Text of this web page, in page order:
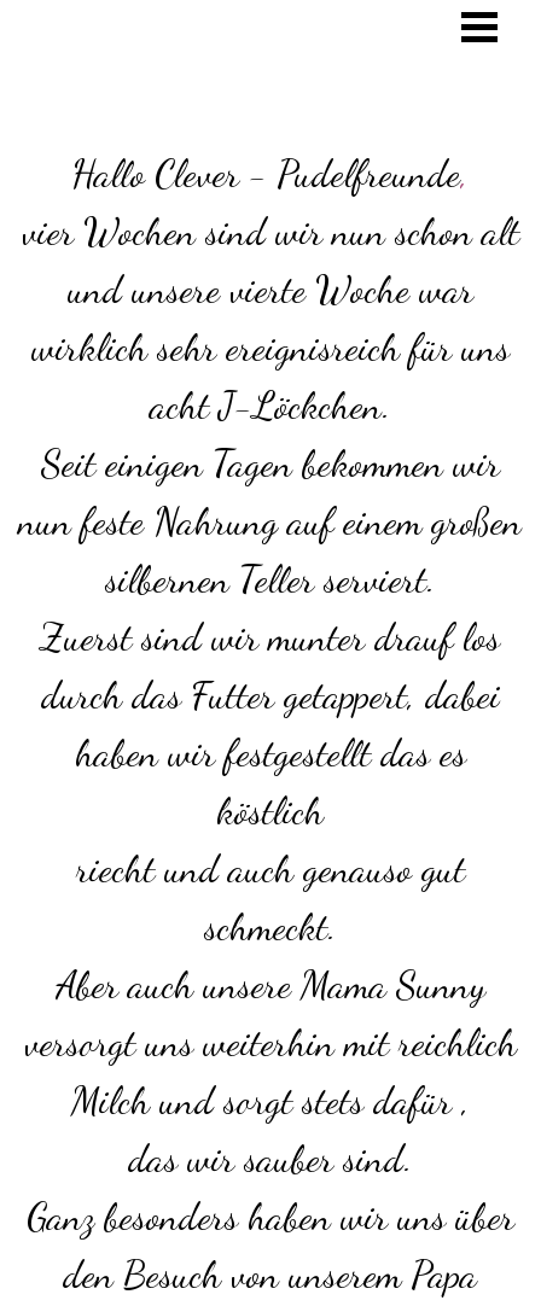
Hallo Clever - Pudelfreunde,
vier Wochen sind wir nun schon alt
und unsere vierte Woche war
wirklich sehr ereignisreich für uns
acht J-Löckchen.
Seit einigen Tagen bekommen wir
nun feste Nahrung auf einem großen
silbernen Teller serviert.
Zuerst sind wir munter drauf los
durch das Futter getappert, dabei
haben wir festgestellt das es
köstlich
riecht und auch genauso gut
schmeckt.
Aber auch unsere Mama Sunny
versorgt uns weiterhin mit reichlich
Milch und sorgt stets dafür ,
das wir sauber sind.
Ganz besonders haben wir uns über
den Besuch von unserem Papa